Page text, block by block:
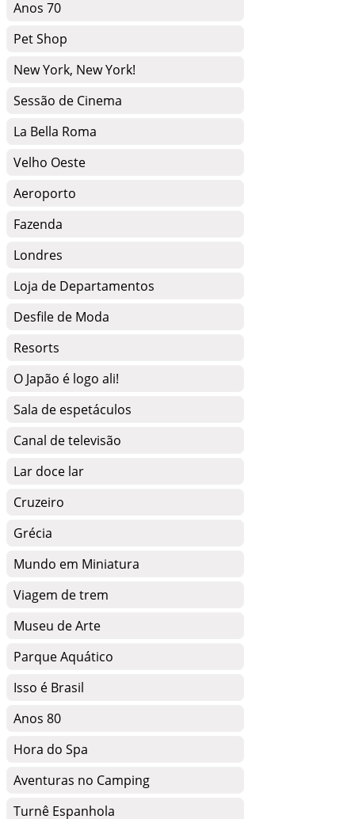
Anos 70
Pet Shop
New York, New York!
Sessão de Cinema
La Bella Roma
Velho Oeste
Aeroporto
Fazenda
Londres
Loja de Departamentos
Desfile de Moda
Resorts
O Japão é logo ali!
Sala de espetáculos
Canal de televisão
Lar doce lar
Cruzeiro
Grécia
Mundo em Miniatura
Viagem de trem
Museu de Arte
Parque Aquático
Isso é Brasil
Anos 80
Hora do Spa
Aventuras no Camping
Turnê Espanhola